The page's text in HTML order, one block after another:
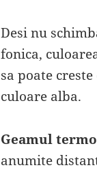
Desi nu
fonica,
sa poate
culoare alba.
Geamul
anumite